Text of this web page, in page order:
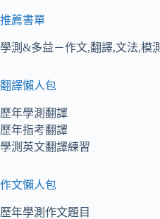
推薦書單
學測&多益－作文,翻譯,文法,模
翻譯懶人包
歷年學測翻譯
歷年指考翻譯
學測英文翻譯練習
作文懶人包
歷年學測作文題目